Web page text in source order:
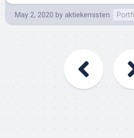
May 2, 2020 by aktiekemisten